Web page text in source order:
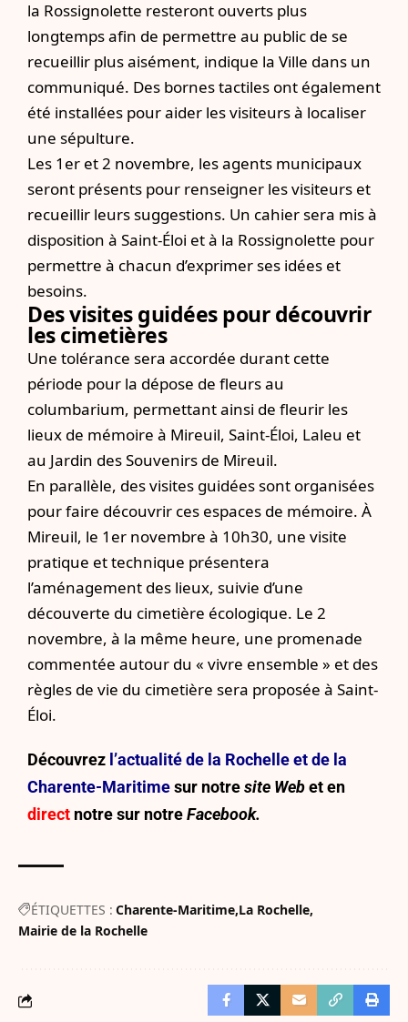
la Rossignolette resteront ouverts plus
longtemps afin de permettre au public de se
recueillir plus aisément, indique la Ville dans un
communiqué. Des bornes tactiles ont également
été installées pour aider les visiteurs à localiser
une sépulture.
Les 1er et 2 novembre, les agents municipaux
seront présents pour renseigner les visiteurs et
recueillir leurs suggestions. Un cahier sera mis à
disposition à Saint-Éloi et à la Rossignolette pour
permettre à chacun d’exprimer ses idées et
besoins.
Des visites guidées pour découvrir
les cimetières
Une tolérance sera accordée durant cette
période pour la dépose de fleurs au
columbarium, permettant ainsi de fleurir les
lieux de mémoire à Mireuil, Saint-Éloi, Laleu et
au Jardin des Souvenirs de Mireuil.
En parallèle, des visites guidées sont organisées
pour faire découvrir ces espaces de mémoire. À
Mireuil, le 1er novembre à 10h30, une visite
pratique et technique présentera
l’aménagement des lieux, suivie d’une
découverte du cimetière écologique. Le 2
novembre, à la même heure, une promenade
commentée autour du « vivre ensemble » et des
règles de vie du cimetière sera proposée à Saint-
Éloi.
Découvrez l’actualité de la Rochelle et de la
Charente-Maritimesur notresite Webet en
direct notre sur notreFacebook.
ÉTIQUETTES : Charente-Maritime La Rochelle
Mairie de la Rochelle